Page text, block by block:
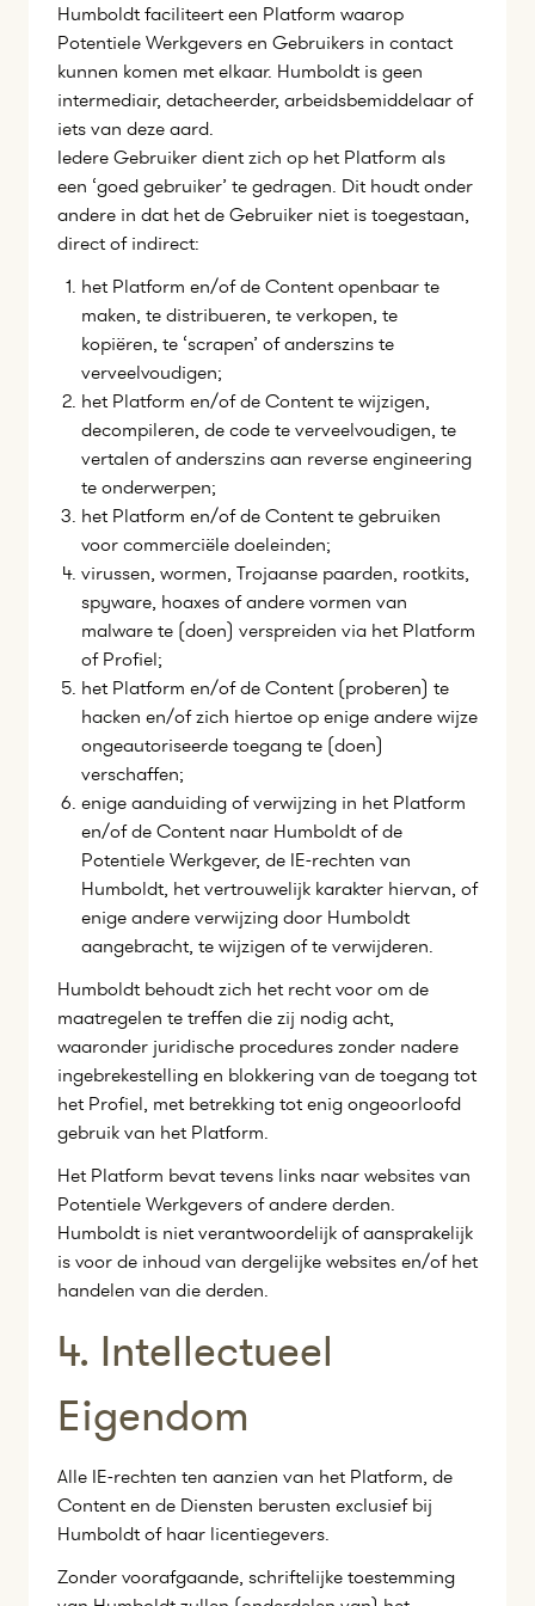
Humboldt faciliteert een Platform waarop
Potentiele Werkgevers en Gebruikers in contact
kunnen komen met elkaar. Humboldt is geen
intermediair, detacheerder, arbeidsbemiddelaar of
iets van deze aard.
Iedere Gebruiker dient zich op het Platform als
een ‘goed gebruiker’ te gedragen. Dit houdt onder
andere in dat het de Gebruiker niet is toegestaan,
direct of indirect:
het Platform en/of de Content openbaar te
maken, te distribueren, te verkopen, te
kopiëren, te ‘scrapen’ of anderszins te
verveelvoudigen;
het Platform en/of de Content te wijzigen,
decompileren, de code te verveelvoudigen, te
vertalen of anderszins aan reverse engineering
te onderwerpen;
het Platform en/of de Content te gebruiken
voor commerciële doeleinden;
virussen, wormen, Trojaanse paarden, rootkits,
spyware, hoaxes of andere vormen van
malware te (doen) verspreiden via het Platform
of Profiel;
het Platform en/of de Content (proberen) te
hacken en/of zich hiertoe op enige andere wijze
ongeautoriseerde toegang te (doen)
verschaffen;
enige aanduiding of verwijzing in het Platform
en/of de Content naar Humboldt of de
Potentiele Werkgever, de IE-rechten van
Humboldt, het vertrouwelijk karakter hiervan, of
enige andere verwijzing door Humboldt
aangebracht, te wijzigen of te verwijderen.
Humboldt behoudt zich het recht voor om de
maatregelen te treffen die zij nodig acht,
waaronder juridische procedures zonder nadere
ingebrekestelling en blokkering van de toegang tot
het Profiel, met betrekking tot enig ongeoorloofd
gebruik van het Platform.
Het Platform bevat tevens links naar websites van
Potentiele Werkgevers of andere derden.
Humboldt is niet verantwoordelijk of aansprakelijk
is voor de inhoud van dergelijke websites en/of het
handelen van die derden.
4. Intellectueel
Eigendom
Alle IE-rechten ten aanzien van het Platform, de
Content en de Diensten berusten exclusief bij
Humboldt of haar licentiegevers.
Zonder voorafgaande, schriftelijke toestemming